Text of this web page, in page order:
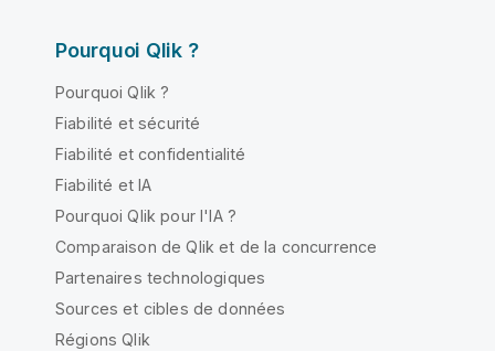
Pourquoi Qlik ?
Pourquoi Qlik ?
Fiabilité et sécurité
Fiabilité et confidentialité
Fiabilité et IA
Pourquoi Qlik pour l'IA ?
Comparaison de Qlik et de la concurrence
Partenaires technologiques
Sources et cibles de données
Régions Qlik